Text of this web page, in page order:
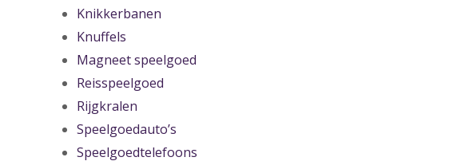
Knikkerbanen
Knuffels
Magneet speelgoed
Reisspeelgoed
Rijgkralen
Speelgoedauto’s
Speelgoedtelefoons